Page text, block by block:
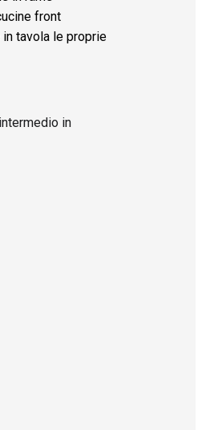
front
tavola le proprie
in